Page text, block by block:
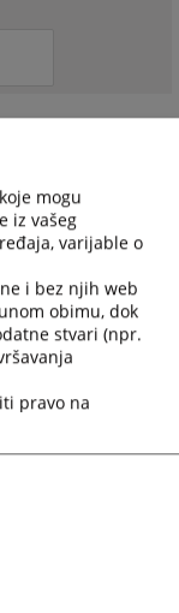
mogu
iz vašeg
varijable o
i bez njih web
obimu, dok
stvari (npr.
pravo na